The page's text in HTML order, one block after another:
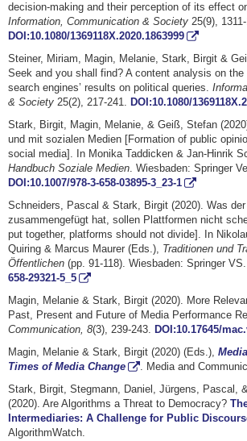
decision-making and their perception of its effect
Information, Communication & Society 25(9),
DOI:10.1080/1369118X.2020.1863999
Steiner, Miriam, Magin, Melanie, Stark, Birgit &
Seek and you shall find? A content analysis on
search engines’ results on political queries.
& Society 25(2), 217-241. DOI:10.1080/
Stark, Birgit, Magin, Melanie, & Geiß, Stefan
und mit sozialen Medien [Formation of public
social media]. In Monika Taddicken & Jan-Hinrik
Handbuch Soziale Medien. Wiesbaden: Springer
DOI:10.1007/978-3-658-03895-3_23-1
Schneiders, Pascal & Stark, Birgit (2020). Was
zusammengefügt hat, sollen Plattformen nicht
put together, platforms should not divide]. In
Quiring & Marcus Maurer (Eds.), Traditionen und
Öffentlichen (pp. 91-118). Wiesbaden: Springer VS.
658-29321-5_5
Magin, Melanie & Stark, Birgit (2020). More
Past, Present and Future of Media Performance
Communication, 8(3), 239-243. DOI:10.17645/
Magin, Melanie & Stark, Birgit (2020) (Eds.),
Times of Media Change
. Media and
Stark, Birgit, Stegmann, Daniel, Jürgens, Pascal,
(2020). Are Algorithms a Threat to Democracy?
Intermediaries: A Challenge for Public
AlgorithmWatch.